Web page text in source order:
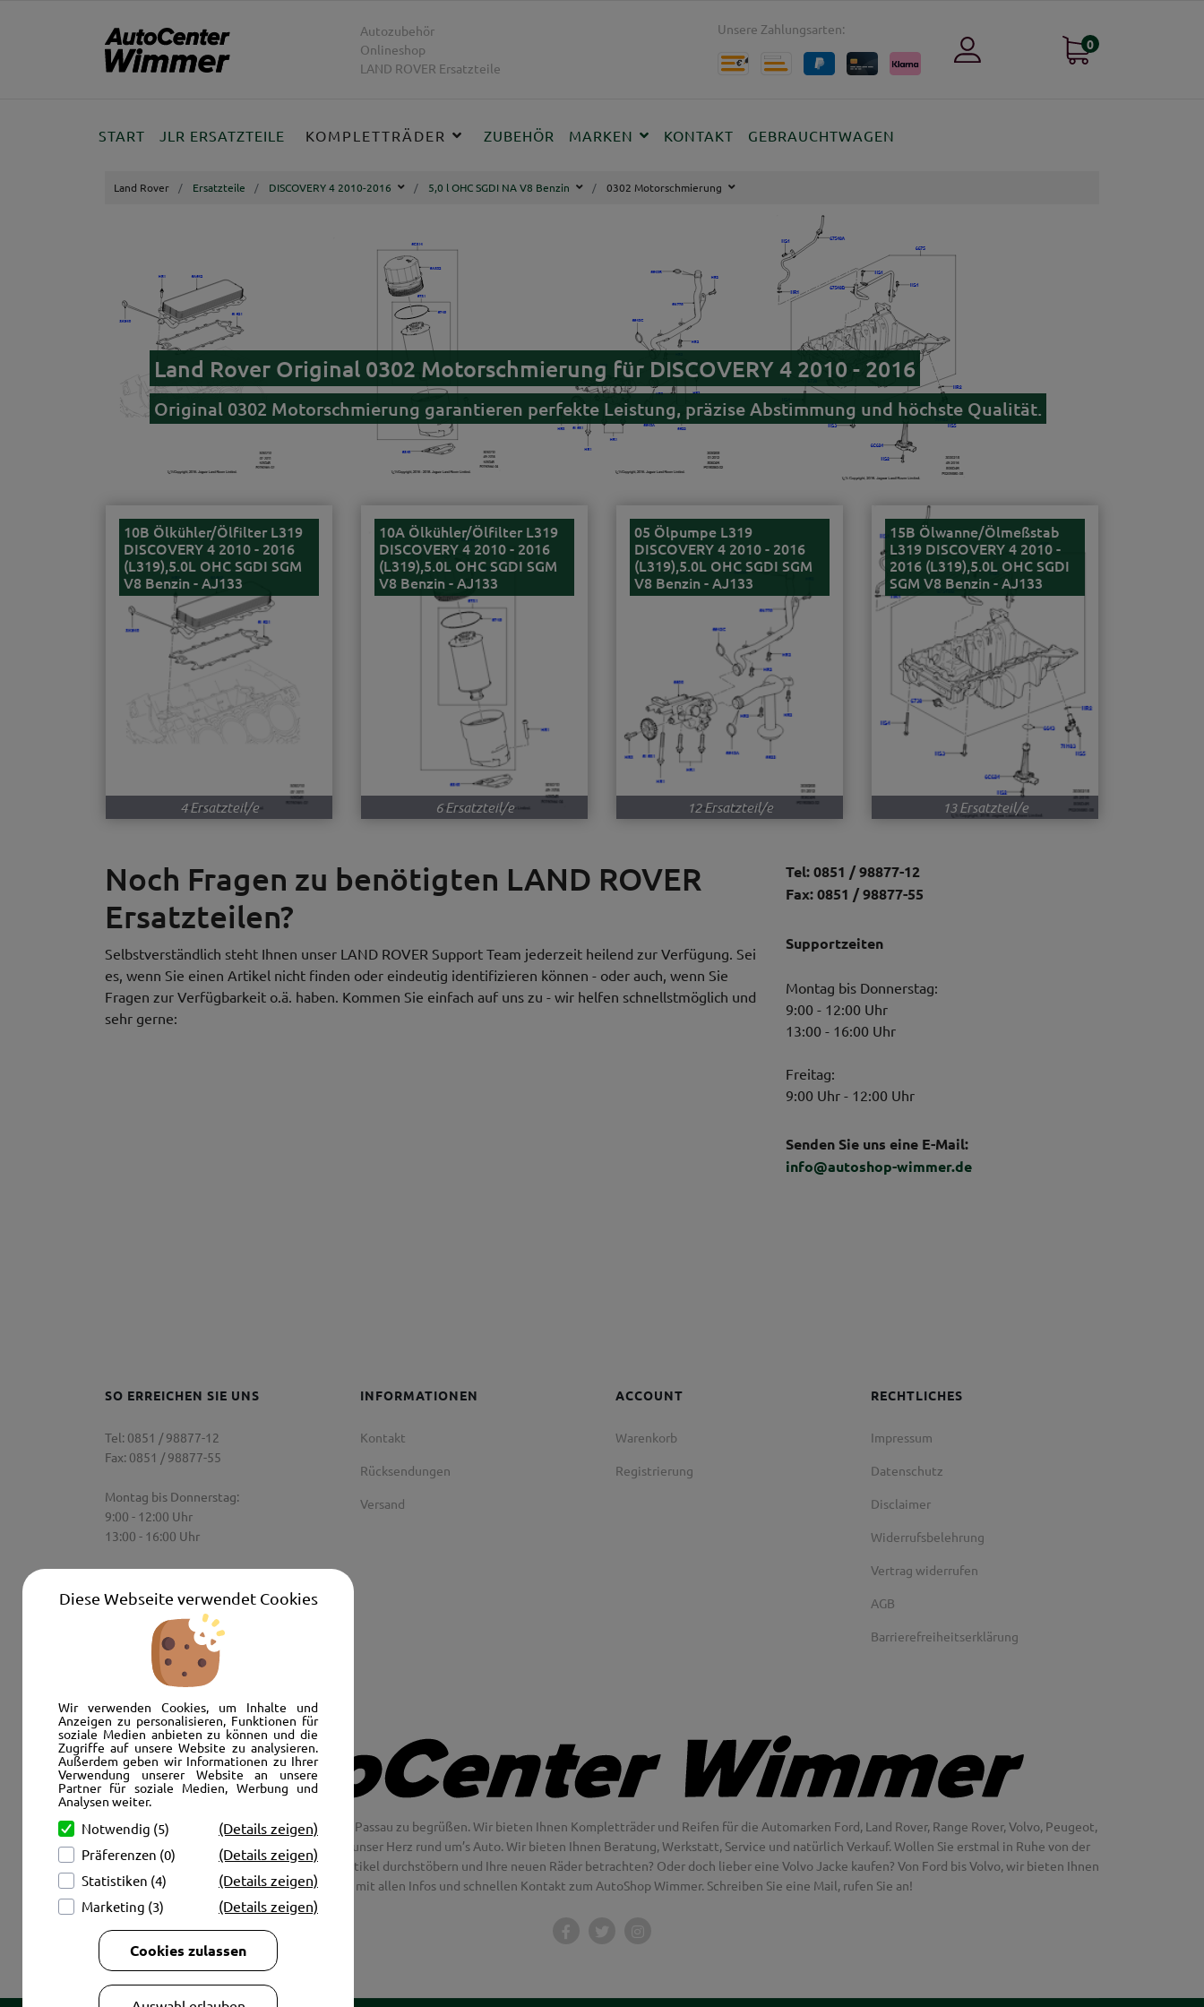
Diese Webseite verwendet Cookies
Wir verwenden Cookies, um Inhalte und
Anzeigen zu personalisieren, Funktionen für
soziale Medien anbieten zu können und die
Zugriffe auf unsere Website zu analysieren.
Außerdem geben wir Informationen zu Ihrer
Verwendung unserer Website an unsere
Partner für soziale Medien, Werbung und
Analysen weiter.
Notwendig (5) (Details zeigen)
Präferenzen (0) (Details zeigen)
Statistiken (4) (Details zeigen)
Marketing (3) (Details zeigen)
Cookies zulassen
Autozubehör
Onlineshop
LAND ROVER Ersatzteile
Unsere Zahlungsarten:
0
START JLR ERSATZTEILE KOMPLETTRÄDER ZUBEHÖR MARKEN KONTAKT GEBRAUCHTWAGEN
Land Rover Ersatzteile DISCOVERY 4 2010-2016 5,0 l OHC SGDI NA V8 Benzin 0302 Motorschmierung
Land Rover Original 0302 Motorschmierung für DISCOVERY 4 2010 - 2016
Original 0302 Motorschmierung garantieren perfekte Leistung, präzise Abstimmung und höchste Qualität.
10B Ölkühler/Ölfilter L319
DISCOVERY 4 2010 - 2016
(L319),5.0L OHC SGDI SGM
V8 Benzin - AJ133
4 Ersatzteil/e
10A Ölkühler/Ölfilter L319
DISCOVERY 4 2010 - 2016
(L319),5.0L OHC SGDI SGM
V8 Benzin - AJ133
6 Ersatzteil/e
05 Ölpumpe L319
DISCOVERY 4 2010 - 2016
(L319),5.0L OHC SGDI SGM
V8 Benzin - AJ133
12 Ersatzteil/e
15B Ölwanne/Ölmeßstab
L319 DISCOVERY 4 2010 -
2016 (L319),5.0L OHC SGDI
SGM V8 Benzin - AJ133
13 Ersatzteil/e
Noch Fragen zu benötigten LAND ROVER
Ersatzteilen?
Selbstverständlich steht Ihnen unser LAND ROVER Support Team jederzeit heilend zur Verfügung. Sei
es, wenn Sie einen Artikel nicht finden oder eindeutig identifizieren können - oder auch, wenn Sie
Fragen zur Verfügbarkeit o.ä. haben. Kommen Sie einfach auf uns zu - wir helfen schnellstmöglich und
sehr gerne:
Tel: 0851 / 98877-12
Fax: 0851 / 98877-55
Supportzeiten
Montag bis Donnerstag:
9:00 - 12:00 Uhr
13:00 - 16:00 Uhr
Freitag:
9:00 Uhr - 12:00 Uhr
Senden Sie uns eine E-Mail:
info@autoshop-wimmer.de
SO ERREICHEN SIE UNS
Tel: 0851 / 98877-12
Fax: 0851 / 98877-55
Montag bis Donnerstag:
9:00 - 12:00 Uhr
13:00 - 16:00 Uhr
9:00 Uhr - 12:00 Uhr
Senden Sie uns eine E-Mail:
info@autoshop-wimmer.de
INFORMATIONEN
Kontakt
Rücksendungen
Versand
ACCOUNT
Warenkorb
Registrierung
RECHTLICHES
Impressum
Datenschutz
Disclaimer
Widerrufsbelehrung
Vertrag widerrufen
AGB
Barrierefreiheitserklärung
Wir freuen uns, Sie im AutoShop Wimmer in Passau zu begrüßen. Wir bieten Ihnen Kompletträder und Reifen für die Automarken Ford, Land Rover, Range Rover, Volvo, Peugeot,
Jaguar und Citroen. Hier in Passau schlägt unser Herz rund um’s Auto. Wir bieten Ihnen Beratung, Werkstatt, Service und natürlich Verkauf. Wollen Sie erstmal in Ruhe von der
Couch aus unsere Räder und Merchandise Artikel durchstöbern und Ihre neuen Räder betrachten? Oder doch lieber eine Volvo Jacke kaufen? Von Ford bis Volvo, wir bieten Ihnen
tolle Fotos mit allen Infos und schnellen Kontakt zum AutoShop Wimmer. Schreiben Sie eine Mail, rufen Sie an!